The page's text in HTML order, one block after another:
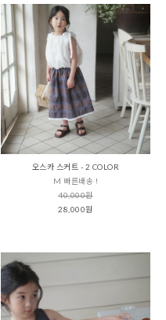
오스카 스커트 - 2 COLOR
M 빠른배송 !
40,000원
28,000원